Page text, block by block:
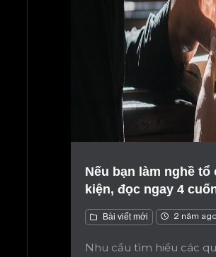
Nếu bạn làm nghề
kiện, đọc ngay 4
Bài viết mới 2 năm ago
Nhu cầu tìm hiểu các